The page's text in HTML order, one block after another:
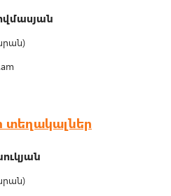
տեղակալներ